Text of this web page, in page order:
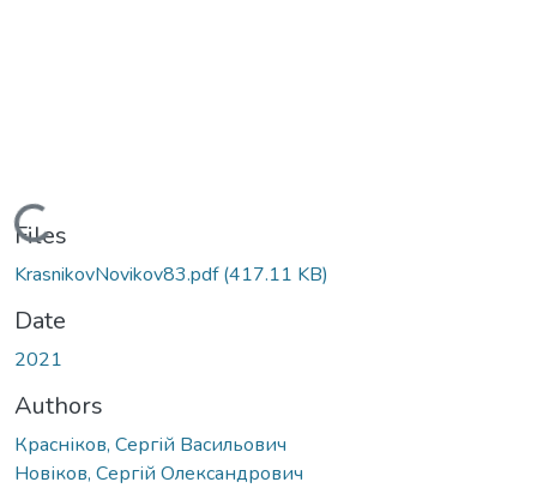
Loading...
Files
KrasnikovNovikov83.pdf(417.11 KB)
Date
2021
Authors
Красніков, Сергій Васильович
Новіков, Сергій Олександрович